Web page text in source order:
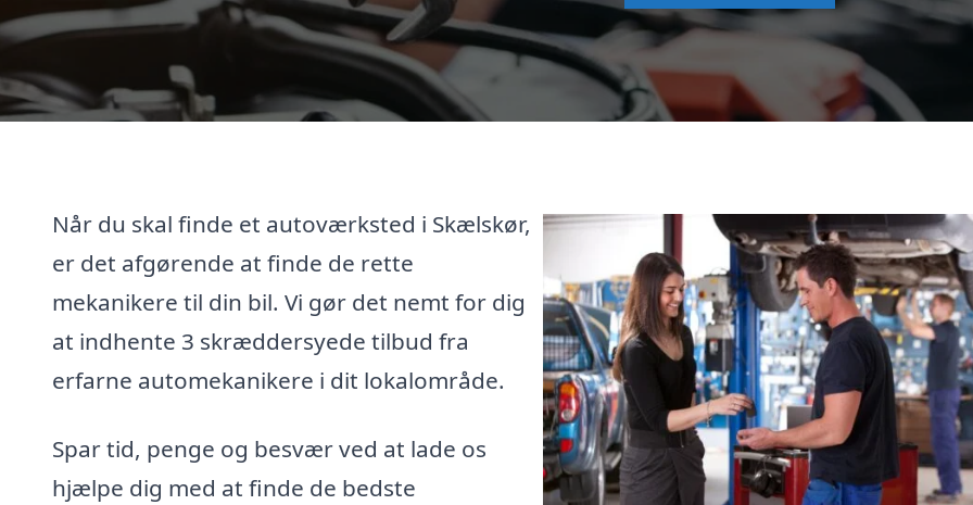
Når du skal finde et autoværksted i Skælskør,
er det afgørende at finde de rette
mekanikere til din bil. Vi gør det nemt for dig
at indhente 3 skræddersyede tilbud fra
erfarne automekanikere i dit lokalområde.
Spar tid, penge og besvær ved at lade os
hjælpe dig med at finde de bedste